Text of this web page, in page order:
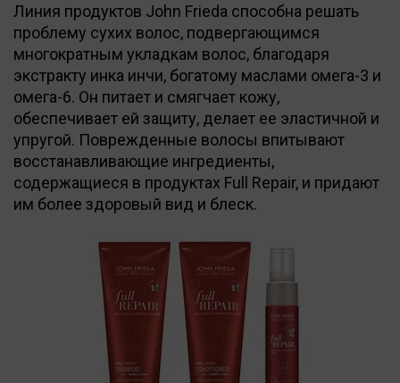
Линия продуктов John Frieda способна решать
проблему сухих волос, подвергающимся
многократным укладкам волос, благодаря
экстракту инка инчи, богатому маслами омега-3 и
омега-6. Он питает и смягчает кожу,
обеспечивает ей защиту, делает ее эластичной и
упругой. Поврежденные волосы впитывают
восстанавливающие ингредиенты,
содержащиеся в продуктах Full Repair, и придают
им более здоровый вид и блеск.